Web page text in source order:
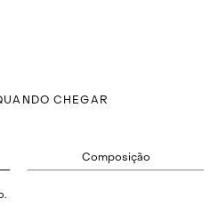
CHEGAR
Composição